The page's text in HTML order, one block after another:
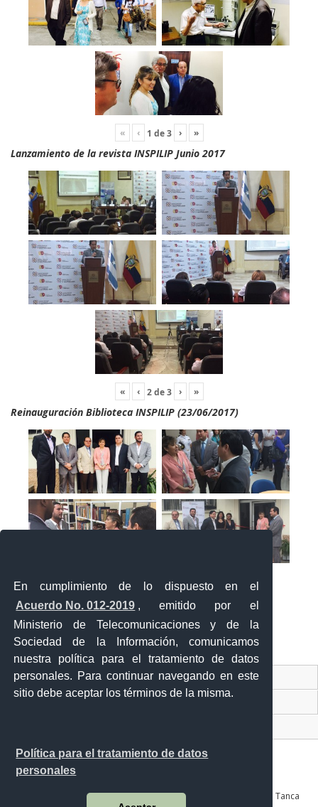
En cumplimiento de lo dispuesto en el
Acuerdo No. 012-2019 , emitido por el
Ministerio de Telecomunicaciones y de la
Sociedad de la Información, comunicamos
nuestra política para el tratamiento de datos
personales. Para continuar navegando en este
sitio debe aceptar los términos de la misma.
Política para el tratamiento de datos
personales
« ‹ 1 de3 › »
Lanzamiento de la revista INSPILIP Junio 2017
« ‹ 2de3 › »
Reinauguración Biblioteca INSPILIP (23/06/2017)
Contacto Ciudadano Digital
Av. Julián Coronel 905 entre Esmeraldas y José Mascote Av. Juan Tanca